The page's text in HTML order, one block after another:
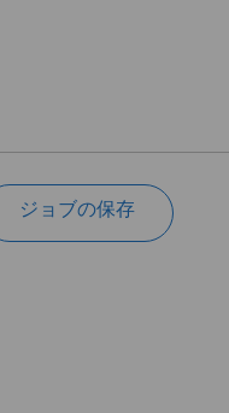
ジョブの保存